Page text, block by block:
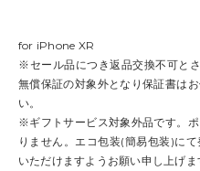
for iPhone XR
※セール品につき返品交換不可と
無償保証の対象外となり保証書は
い。
※ギフトサービス対象外品です。
りません。エコ包装(簡易包装)に
いただけますようお願い申し上げま